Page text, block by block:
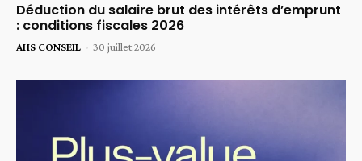
Déduction du salaire brut des intérêts d’emprunt
: conditions fiscales 2026
AHS CONSEIL - 30 juillet 2026